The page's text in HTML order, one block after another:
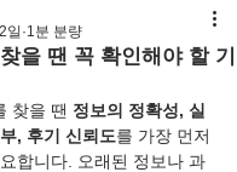
을 땐 꼭 확인해야 할 기
일 1분 분량
찾을 땐 정보의 정확성, 실
, 후기 신뢰도를 가장 먼저
합니다. 오래된 정보나 과